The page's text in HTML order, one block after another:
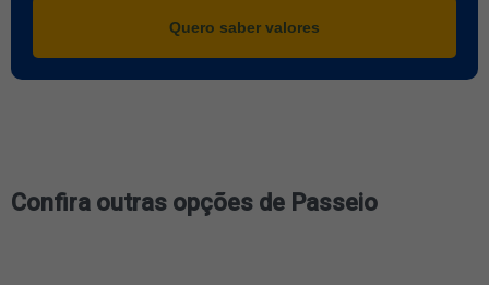
Quero saber valores
Confira outras opções de Passeio